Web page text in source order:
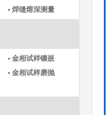
• 焊缝熔深测量
• 金相试样镶嵌
• 金相试样磨抛